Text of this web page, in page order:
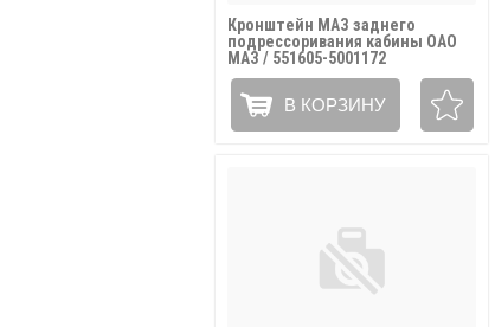
Кронштейн МАЗ заднего
подрессоривания кабины ОАО
МАЗ / 551605-5001172
В КОРЗИНУ